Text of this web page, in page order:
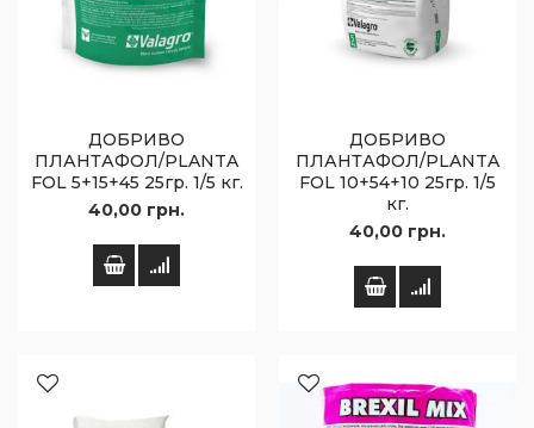
ДОБРИВО
ПЛАНТАФОЛ/PLANTA
FOL 5+15+45 25гр. 1/5 кг.
40,00 грн.
ДОБРИВО
ПЛАНТАФОЛ/PLANTA
FOL 10+54+10 25гр. 1/5
кг.
40,00 грн.